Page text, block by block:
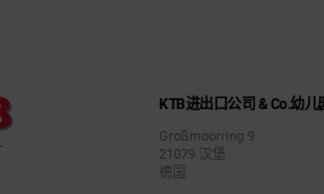
KTB进出口公司 & Co.幼儿
Großmoorring 9
21079 汉堡
德国